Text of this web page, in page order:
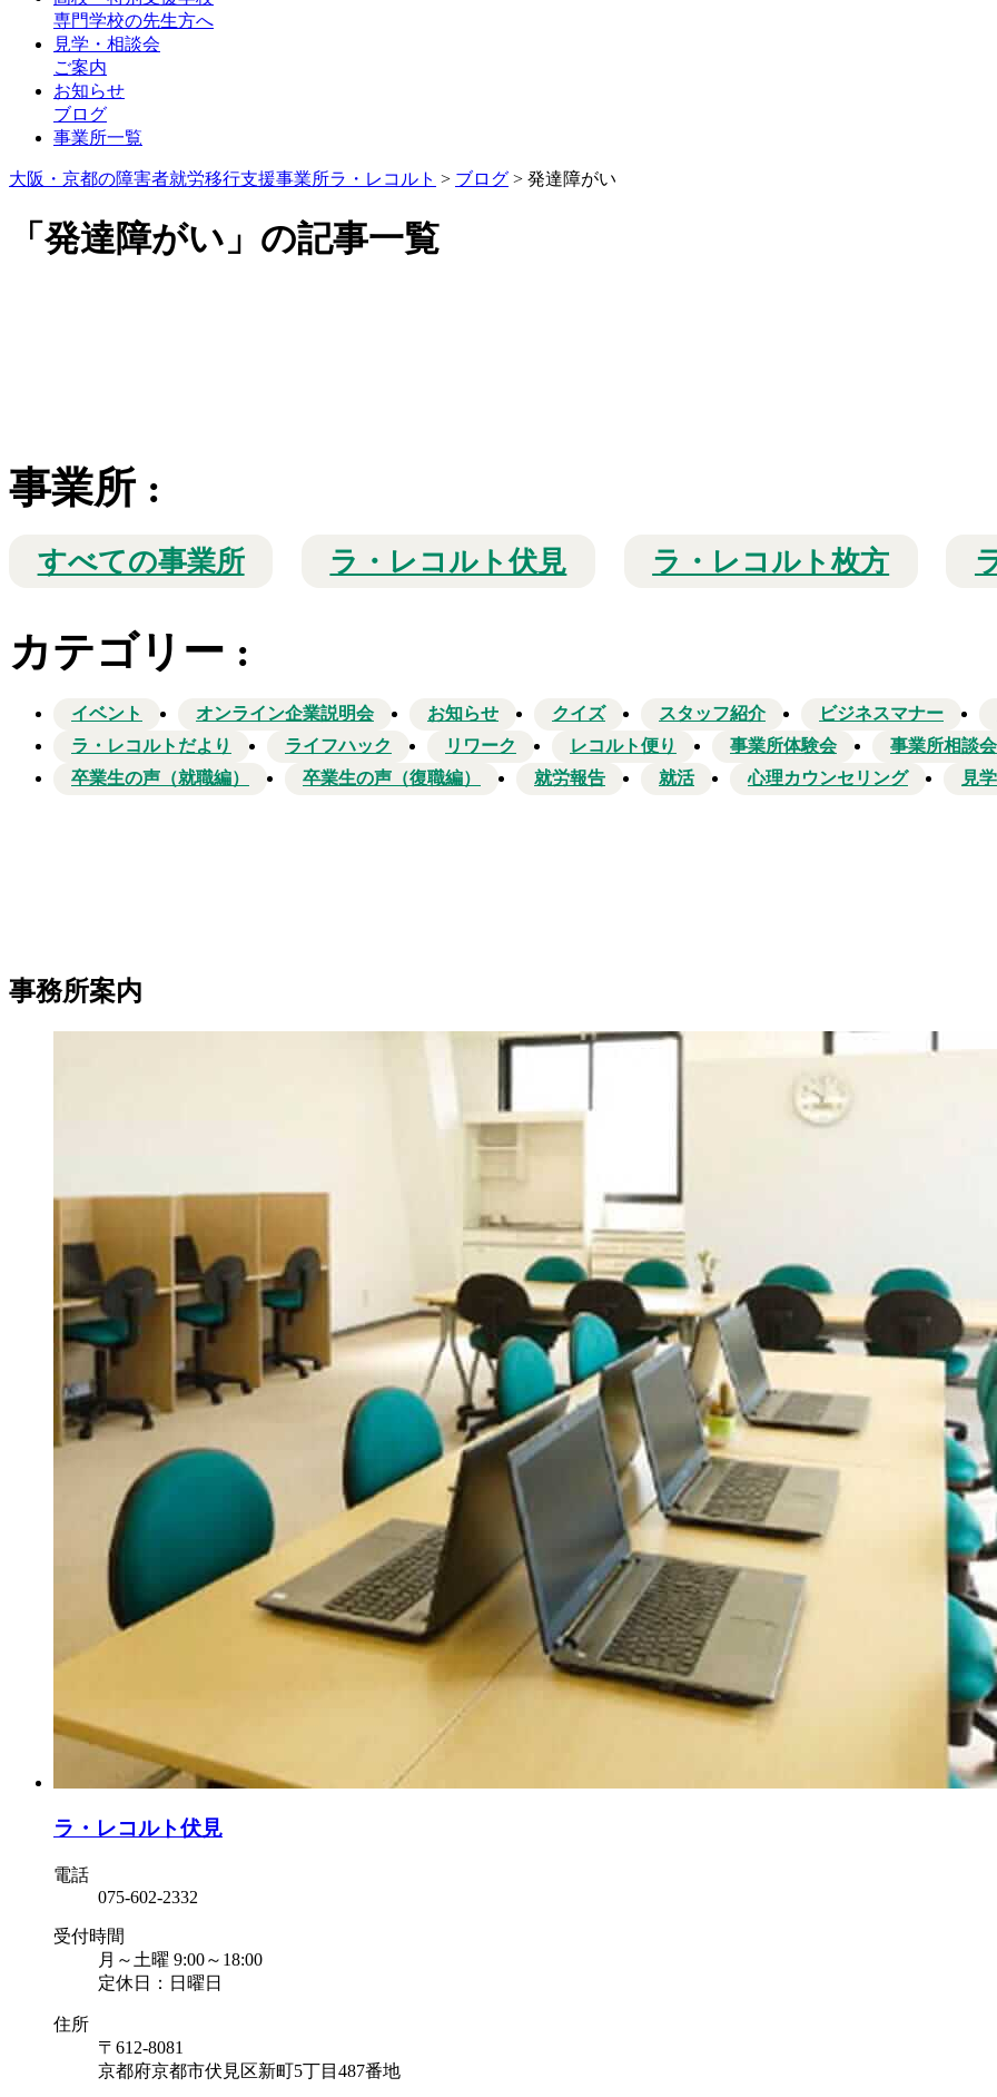
専門学校の先生方へ
見学・相談会
ご案内
お知らせ
ブログ
事業所一覧
大阪・京都の障害者就労移行支援事業所ラ・レコルト > ブログ > 発達障がい
「発達障がい」の記事一覧
事業所:
すべての事業所 ラ・レコルト伏見 ラ・レコルト枚方
カテゴリー :
イベント オンライン企業説明会 お知らせ クイズ スタッフ紹介 ビジネスマナー
ラ・レコルトだより
ライフハック リワーク レコルト便り 事業所体験会 事業所相談会
卒業生の声（就職編）
卒業生の声（復職編） 就労報告 就活 心理カウンセリング 見
事務所案内
ラ・レコルト伏見
電話
075-602-2332
受付時間
月～土曜 9:00～18:00
定休日：日曜日
住所
〒612-8081
京都府京都市伏見区新町5丁目487番地